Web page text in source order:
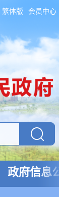
繁体版 会员中心
政府信息